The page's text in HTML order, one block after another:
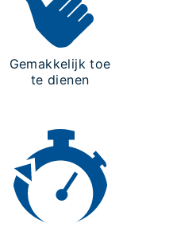
Gemakkelijk toe
te dienen